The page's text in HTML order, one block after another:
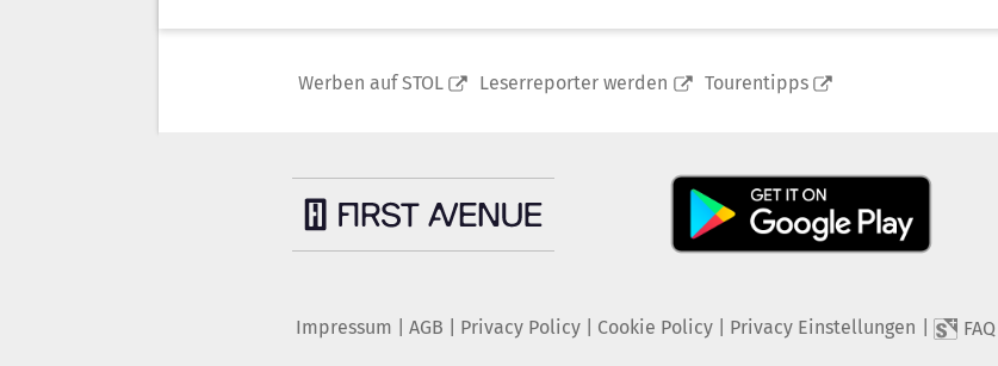
Werben auf STOL Leserreporter werden Tourentipps
Impressum AGB Privacy Policy| Cookie Policy| Privacy Einstellungen FAQ